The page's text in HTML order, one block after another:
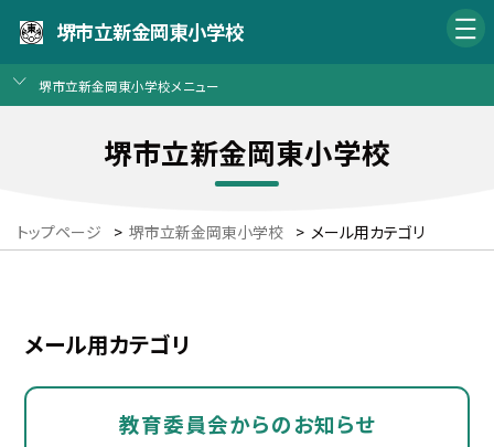
堺市立新金岡東小学校
堺市立新金岡東小学校メニュー
堺市立新金岡東小学校
トップページ > 堺市立新金岡東小学校 > メール用カテゴリ
メール用カテゴリ
教育委員会からのお知らせ